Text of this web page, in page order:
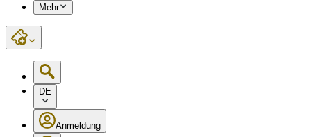
Mehr
DE
Anmeldung